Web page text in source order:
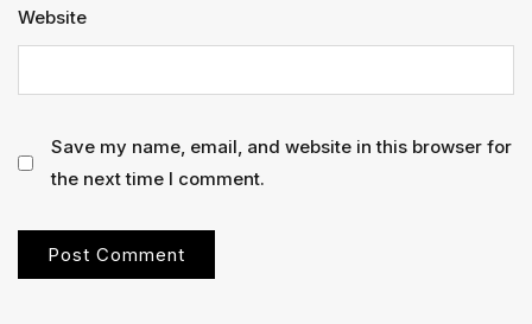
Website
Save my name, email, and website in this browser for
the next time I comment.